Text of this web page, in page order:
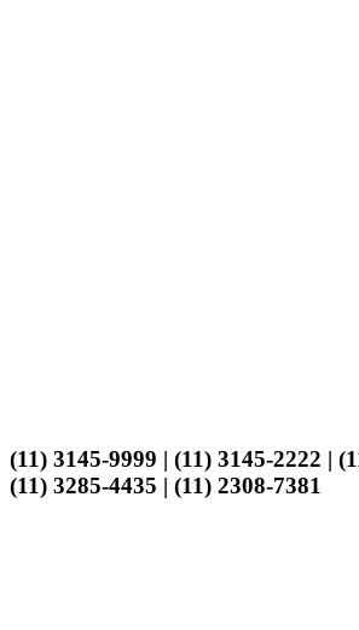
(11) 3145-9999 | (11) 3145-2222 |
(11) 3285-4435 | (11) 2308-7381